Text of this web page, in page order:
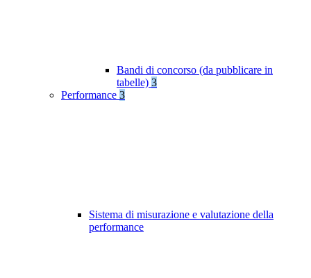
Bandi di concorso (da pubblicare in
tabelle) 3
Performance 3
Sistema di misurazione e valutazione della
performance